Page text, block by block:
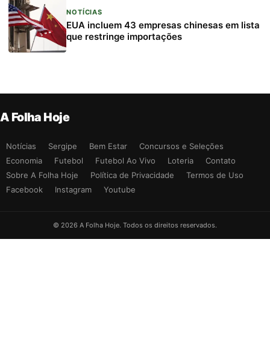
NOTÍCIAS
EUA incluem 43 empresas chinesas em lista
que restringe importações
A Folha Hoje
Notícias Sergipe Bem Estar
Concursos e Seleções
Economia
Futebol Futebol Ao Vivo Loteria
Contato
Sobre A Folha Hoje
Política de Privacidade
Termos de Uso
Facebook
Instagram Youtube
© 2026 A Folha Hoje. Todos os direitos reservados.